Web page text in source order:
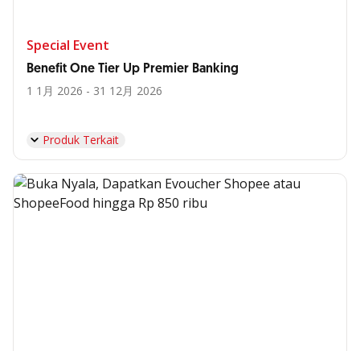
Special Event
Benefit One Tier Up Premier Banking
1 1月 2026 - 31 12月 2026
Produk Terkait